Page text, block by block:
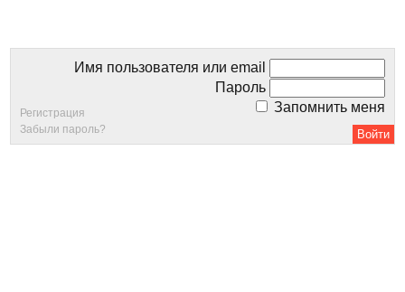
Имя пользователя или email
Пароль
Запомнить меня
Регистрация
Забыли пароль?